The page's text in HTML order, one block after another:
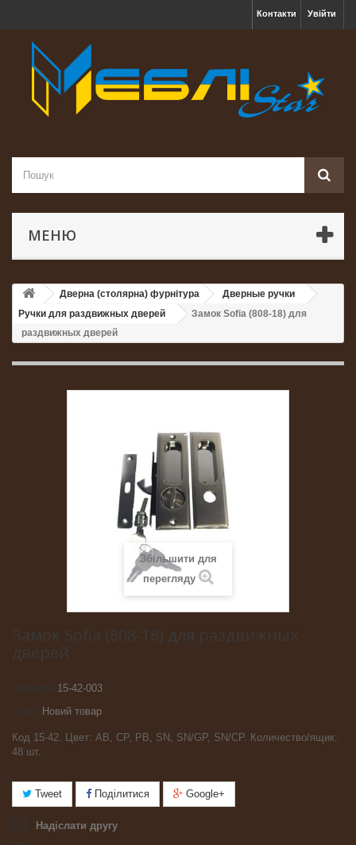
Увійти
Контакти
МЕНЮ
Дверна (столярна) фурнітура
Дверные ручки
Ручки для раздвижных дверей
Замок Sofia (808-18) для
раздвижных дверей
Збільшити для
перегляду
Замок Sofia (808-18) для раздвижных
дверей
Артикул
15-42-003
Новий товар
Код 15-42. Цвет: AB, CP, PB, SN, SN/GP, SN/CP. Количество/ящик:
48 шт.
Tweet Поділитися Google+
Надіслати другу